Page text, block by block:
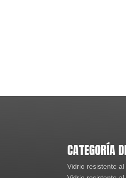
CATEGORÍA
Vidrio resistente